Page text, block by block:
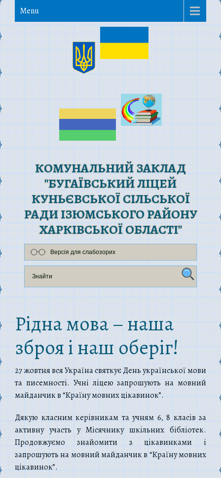
Menu
КОМУНАЛЬНИЙ ЗАКЛАД
"БУГАЇВСЬКИЙ ЛІЦЕЙ
КУНЬЄВСЬКОЇ СІЛЬСЬКОЇ
РАДИ ІЗЮМСЬКОГО РАЙОНУ
ХАРКІВСЬКОЇ ОБЛАСТІ"
Версія для слабозорих
Рідна мова – наша
зброя і наш оберіг!
27 жовтня вся Україна святкує День української мови
та писемності. Учні ліцею запрошують на мовний
майданчик в “Країну мовних цікавинок”.
Дякую класним керівникам та учням 6, 8 класів за
активну участь у Місячнику шкільних бібліотек.
Продовжуємо знайомити з цікавинками і
запрошують на мовний майданчик в “Країну мовних
цікавинок”.